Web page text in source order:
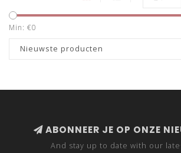
Min: €0
Nieuwste producten
ABONNEER JE OP ONZE
And stay up to date with our